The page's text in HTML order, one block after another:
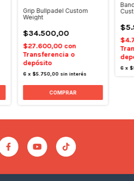
Grip Bullpadel Custom
Weight
$34.500,00
$27.600,00 con
Transferencia o
depósito
6 x$5.750,00 sin interés
6 x